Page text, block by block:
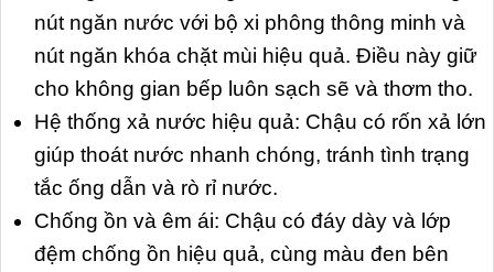
nút ngăn nước với bộ xi phông thông minh và
nút ngăn khóa chặt mùi hiệu quả. Điều này giữ
cho không gian bếp luôn sạch sẽ và thơm tho.
Hệ thống xả nước hiệu quả: Chậu có rốn xả lớn
giúp thoát nước nhanh chóng, tránh tình trạng
tắc ống dẫn và rò rỉ nước.
Chống ồn và êm ái: Chậu có đáy dày và lớp
đệm chống ồn hiệu quả, cùng màu đen bên